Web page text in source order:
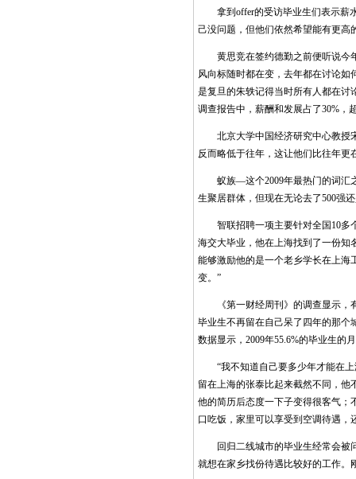
拿到offer的受访毕业生们表示薪水
己没问题，但他们依然希望能有更高
黄思竞在签约德勤之前便听说今年
风向标随时都在变，去年都在讨论如
是复旦的朱轶记得当时所有人都在讨
调查报告中，薪酬和发展占了30%，
北京大学中国经济研究中心教授宋
反而略低于往年，这让他们比往年更
蚁族—这个2009年最热门的词汇之
生聚居群体，但现在无论去了500强
智联招聘一项主要针对全国10多个
海交大毕业，他在上海找到了一份知
能够激励他的是一个老乡学长在上海
变。”
《第一财经周刊》的调查显示，有
毕业生不再留在自己呆了四年的那个
数据显示，2009年55.6%的毕业生的
“我不知道自己要多少年才能在上
留在上海的张泰比起来截然不同，他
他的简历后态度一下子变得很客气；
口吃饭，家里可以享受到空调待遇，
回归二线城市的毕业生经常会被问
就想在家乡找份待遇比较好的工作。